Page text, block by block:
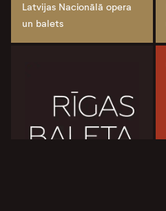
Latvijas Nacionālā opera
un balets